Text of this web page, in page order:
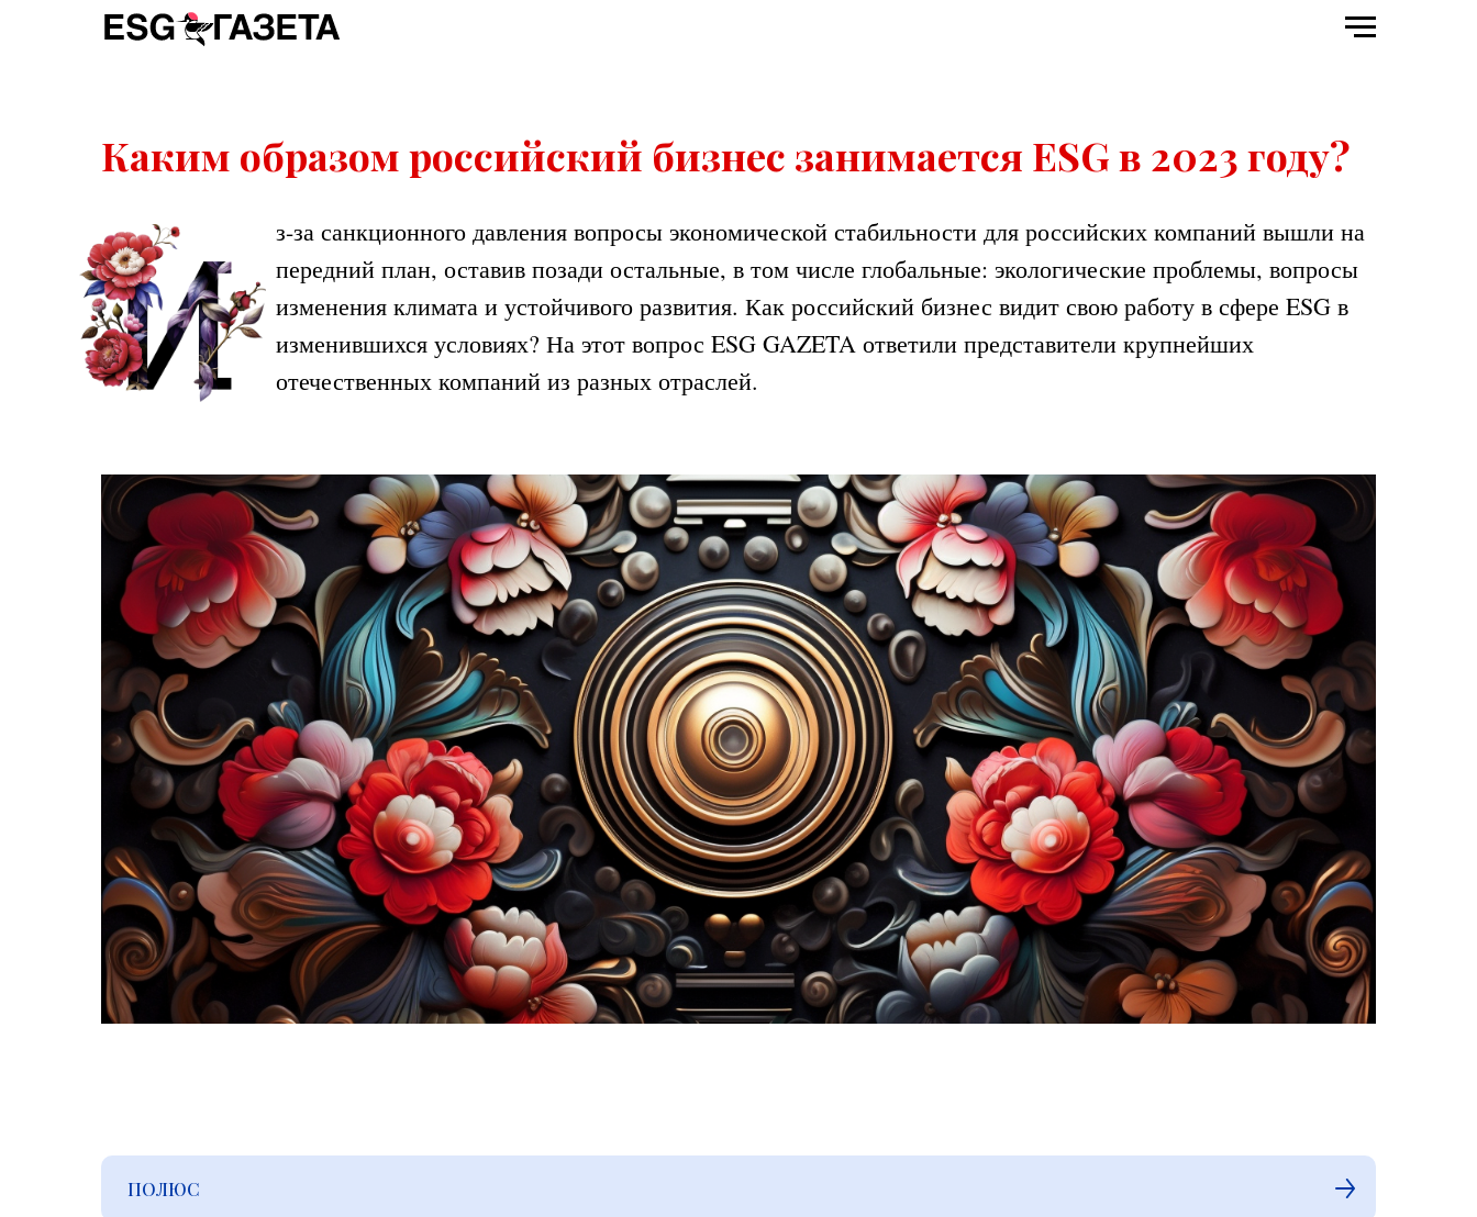
Каким образом российский бизнес занимается ESG в 2023 году?
з-за санкционного давления вопросы экономической стабильности для российских компаний вышли на
передний план, оставив позади остальные, в том числе глобальные: экологические проблемы, вопросы
изменения климата и устойчивого развития. Как российский бизнес видит свою работу в сфере ESG в
изменившихся условиях? На этот вопрос ESG GAZETA ответили представители крупнейших
отечественных компаний из разных отраслей.
ПОЛЮС